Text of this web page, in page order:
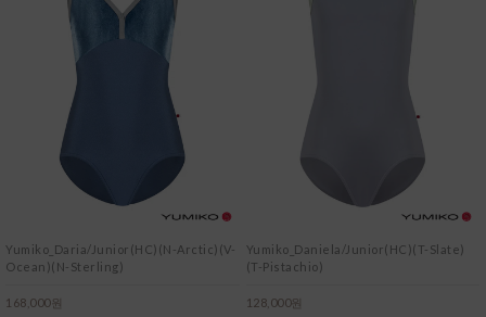
Yumiko_Daria/Junior(HC)(N-Arctic)(V-
Ocean)(N-Sterling)
168,000원
Yumiko_Daniela/Junior(HC)(T-Slate)
(T-Pistachio)
128,000원